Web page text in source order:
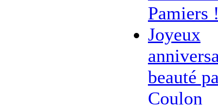
Pamiers
Joyeux
beauté
Coulon